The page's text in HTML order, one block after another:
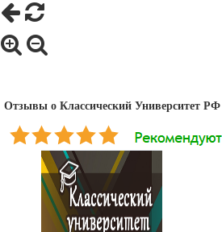
Отзывы о Классический Университет РФ